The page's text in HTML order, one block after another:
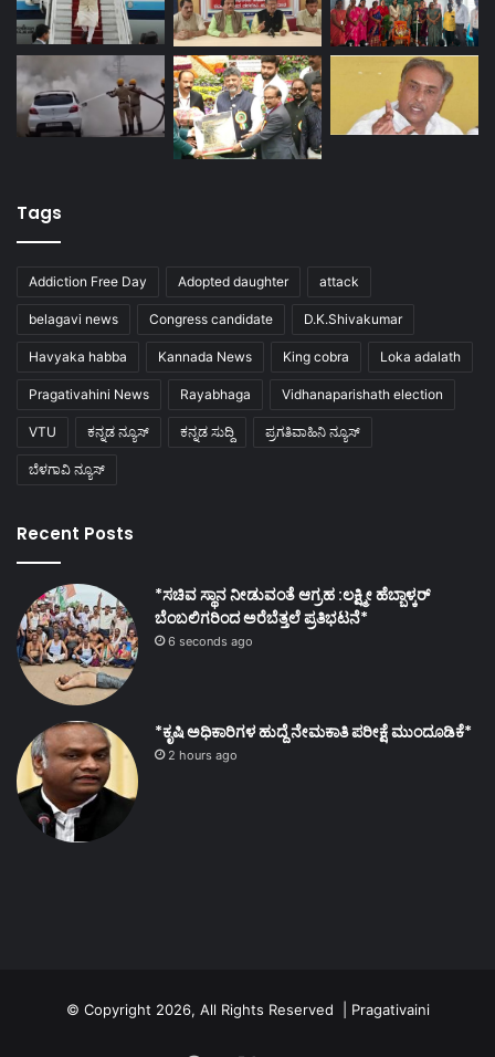
Tags
Addiction Free Day Adopted daughter attack
belagavi news Congress candidate D.K.Shivakumar
Havyaka habba Kannada News King cobra Loka adalath
Pragativahini News Rayabhaga Vidhanaparishath election
VTU ಕನ್ನಡ ನ್ಯೂಸ್ ಕನ್ನಡ ಸುದ್ದಿ ಪ್ರಗತಿವಾಹಿನಿ ನ್ಯೂಸ್
ಬೆಳಗಾವಿ ನ್ಯೂಸ್
Recent Posts
*ಸಚಿವ ಸ್ಥಾನ ನೀಡುವಂತೆ ಆಗ್ರಹ :ಲಕ್ಷ್ಮೀ ಹೆಬ್ಬಾಳ್ಕರ್
ಬೆಂಬಲಿಗರಿಂದ ಅರೆಬೆತ್ತಲೆ ಪ್ರತಿಭಟನೆ*
6 seconds ago
*ಕೃಷಿ ಅಧಿಕಾರಿಗಳ ಹುದ್ದೆ ನೇಮಕಾತಿ ಪರೀಕ್ಷೆ ಮುಂದೂಡಿಕೆ*
2 hours ago
© Copyright 2026, All Rights Reserved | Pragativaini